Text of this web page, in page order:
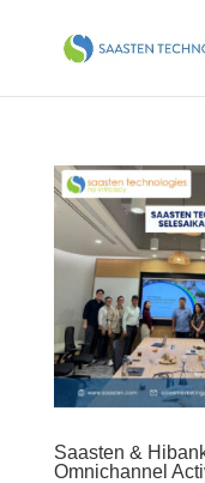
Saasten &
Omnichannel